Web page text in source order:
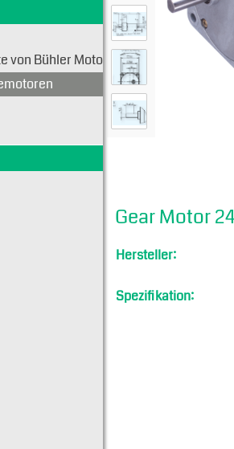
von Bühler Motoren
Gear Motor
Hersteller:
Spezifikation: